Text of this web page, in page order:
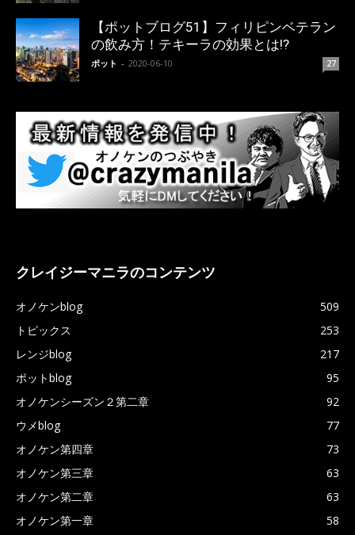
【ポットブログ51】フィリピンベテラン
の飲み方！テキーラの効果とは!?
ポット - 2020-06-10 27
クレイジーマニラのコンテンツ
オノケンblog
509
トピックス
253
レンジblog
217
ポットblog
95
オノケンシーズン２第二章
92
ウメblog
77
オノケン第四章
73
オノケン第三章
63
オノケン第二章
63
オノケン第一章
58